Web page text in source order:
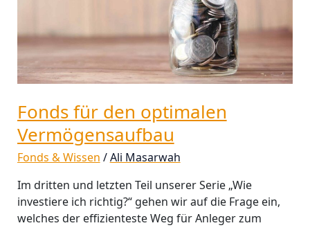
Fonds für den optimalen
Vermögensaufbau
Fonds & Wissen /Ali Masarwah
Im dritten und letzten Teil unserer Serie „Wie
investiere ich richtig?“ gehen wir auf die Frage ein,
welches der effizienteste Weg für Anleger zum